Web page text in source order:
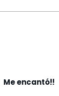
Me encantó!!